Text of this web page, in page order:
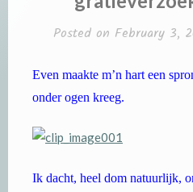
Posted on February 3,
Even maakte m’n hart een
onder ogen kreeg.
Ik dacht, heel dom natuurlijk,